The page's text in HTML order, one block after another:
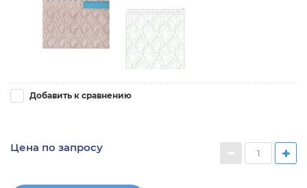
Добавить к сравнению
Цена по запросу